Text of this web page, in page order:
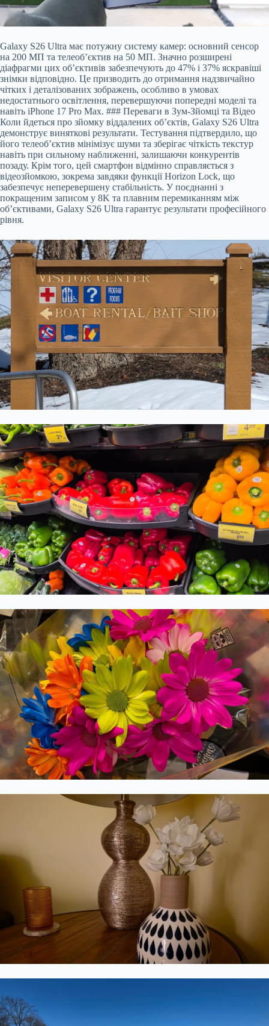
Galaxy S26 Ultra має потужну систему камер: основний сенсор
на 200 МП та телеоб’єктив на 50 МП. Значно розширені
діафрагми цих об’єктивів забезпечують до 47% і 37% яскравіші
знімки відповідно. Це призводить до отримання надзвичайно
чітких і деталізованих зображень, особливо в умовах
недостатнього освітлення, перевершуючи попередні моделі та
навіть iPhone 17 Pro Max. ### Переваги в Зум-Зйомці та Відео
Коли йдеться про зйомку віддалених об’єктів, Galaxy S26 Ultra
демонструє виняткові результати. Тестування підтвердило, що
його телеоб’єктив мінімізує шуми та зберігає чіткість текстур
навіть при сильному наближенні, залишаючи конкурентів
позаду. Крім того, цей смартфон відмінно справляється з
відеозйомкою, зокрема завдяки функції Horizon Lock, що
забезпечує неперевершену стабільність. У поєднанні з
покращеним записом у 8K та плавним перемиканням між
об’єктивами, Galaxy S26 Ultra гарантує результати професійного
рівня.